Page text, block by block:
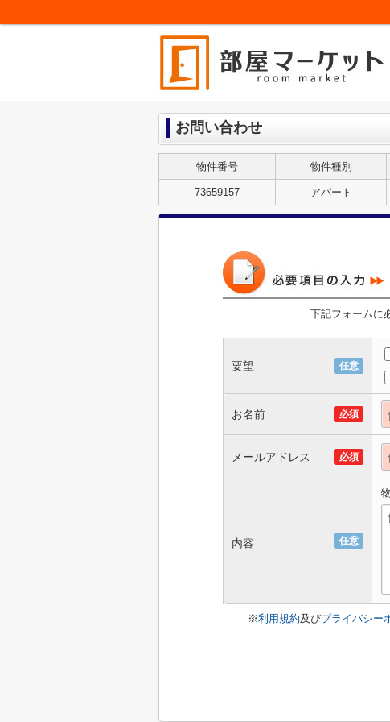
お問い合わせ
物件番号 物件種別
73659157 アパート
下記フォームに
要望 任意
お名前 必須
メールアドレス 必須
内容 任意
※利用規約及びプライバシー